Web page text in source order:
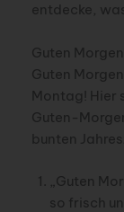
entdecke,
Guten
Guten
Montag! Hier
Guten-
bunten
„Guten
so frisch